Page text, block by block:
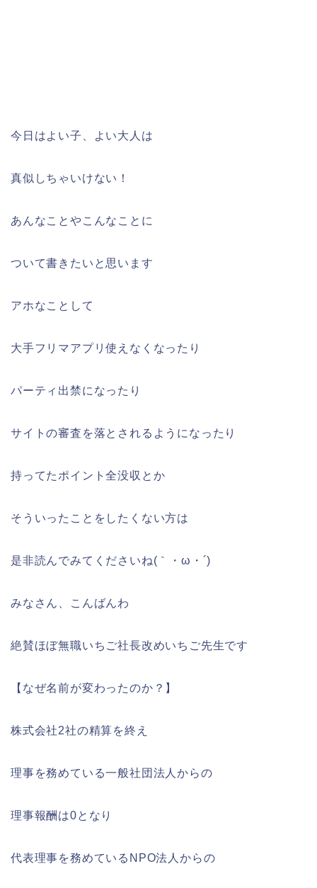
今日はよい子、よい大人は
真似しちゃいけない！
あんなことやこんなことに
ついて書きたいと思います
アホなことして
大手フリマアプリ使えなくなったり
パーティ出禁になったり
サイトの審査を落とされるようになったり
持ってたポイント全没収とか
そういったことをしたくない方は
是非読んでみてくださいね(｀・ω・´)
みなさん、こんばんわ
絶賛ほぼ無職いちご社長改めいちご先生です
【なぜ名前が変わったのか？】
株式会社2社の精算を終え
理事を務めている一般社団法人からの
理事報酬は0となり
代表理事を務めているNPO法人からの